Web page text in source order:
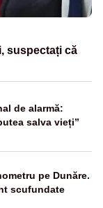
suspectați că
de alarmă:
salva vieți”
pe Dunăre.
scufundate